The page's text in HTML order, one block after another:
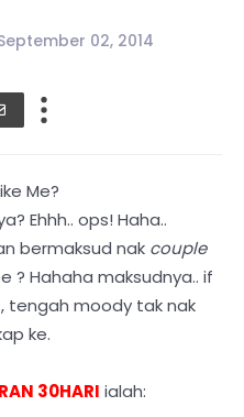
02, 2014
Me?
Ehhh.. ops! Haha..
bermaksud nak couple
? Hahaha maksudnya.. if
tengah moody tak nak
ke.
30HARI ialah: